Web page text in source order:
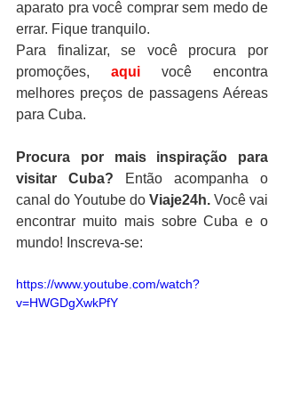
aparato pra você comprar sem medo de
errar. Fique tranquilo.
Para finalizar, se você procura por
promoções, aqui você encontra
melhores preços de passagens Aéreas
para Cuba.
Procura por mais inspiração para
visitar Cuba? Então acompanha o
canal do Youtube do Viaje24h. Você vai
encontrar muito mais sobre Cuba e o
mundo! Inscreva-se:
https://www.youtube.com/watch?
v=HWGDgXwkPfY